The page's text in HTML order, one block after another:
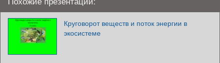
Круговорот веществ и поток энергии в
экосистеме